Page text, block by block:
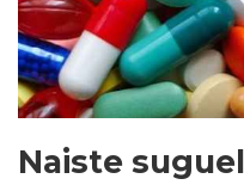
Naiste